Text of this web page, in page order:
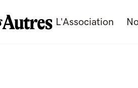
L'Association